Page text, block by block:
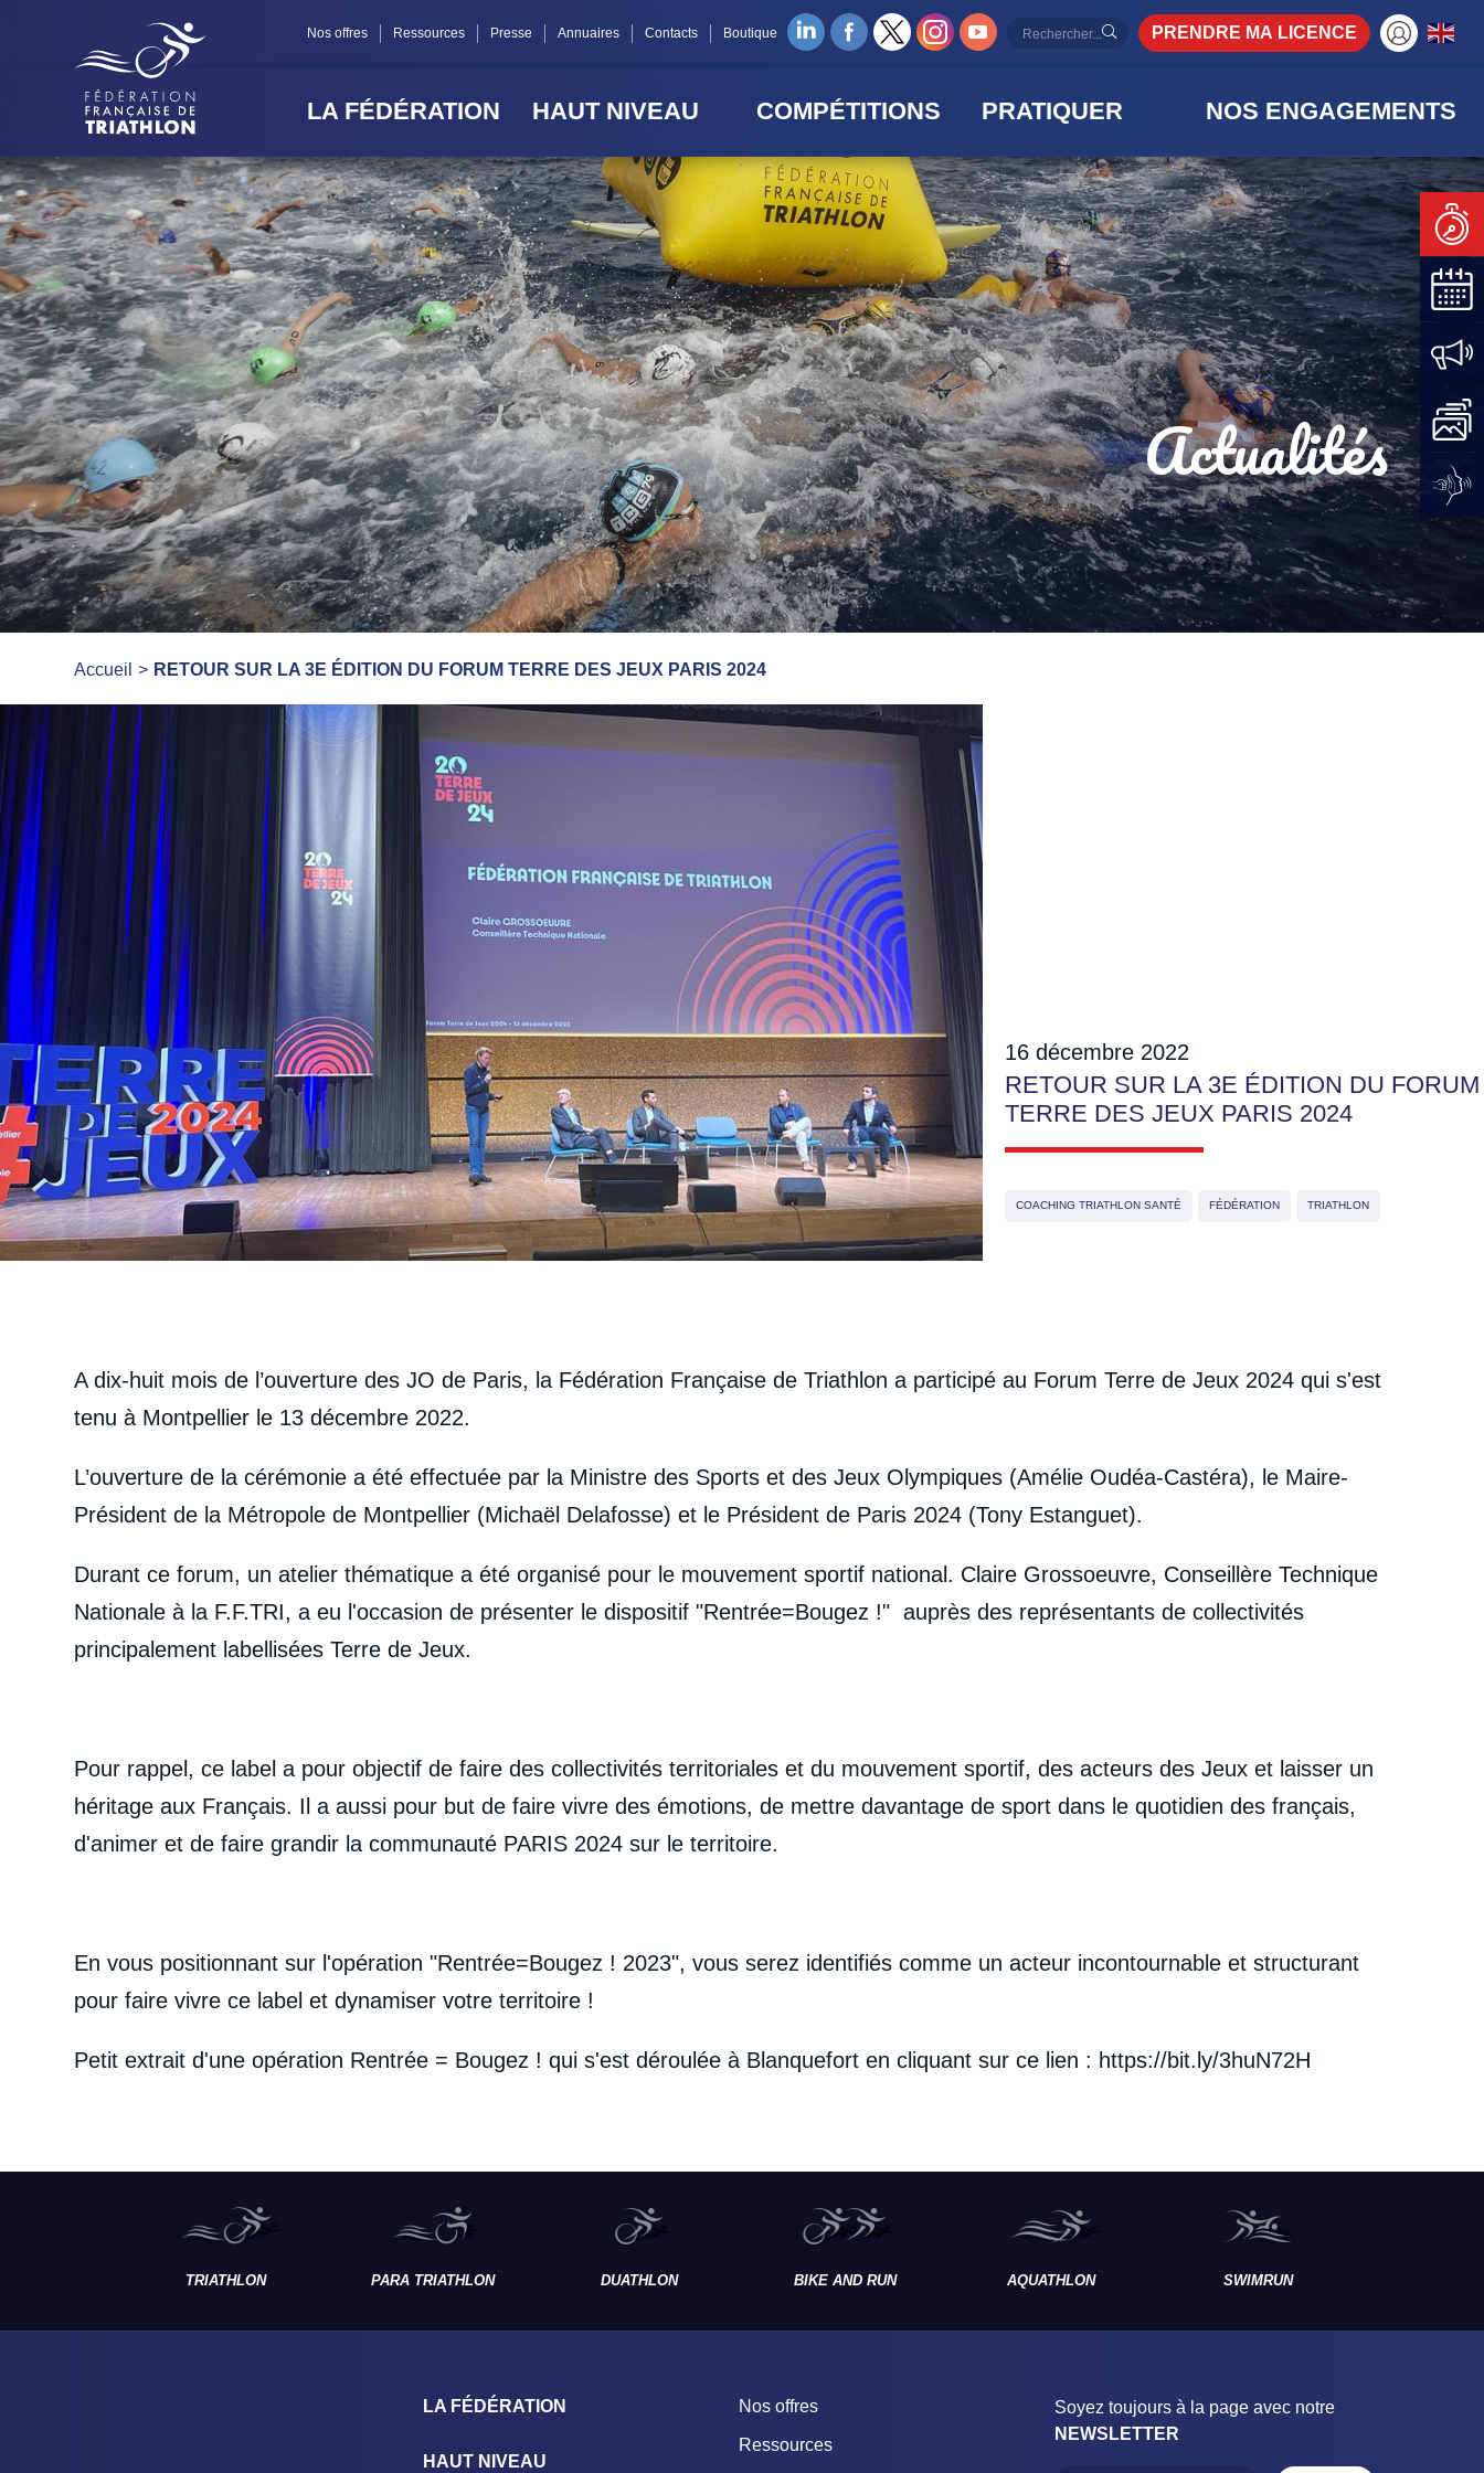
Nos offres Ressources Presse Annuaires Contacts Boutique PRENDRE MA LICENCE
LA FÉDÉRATION HAUT NIVEAU COMPÉTITIONS PRATIQUER NOS ENGAGEMENTS
Actualités
Accueil RETOUR SUR LA 3E ÉDITION DU FORUM TERRE DES JEUX PARIS 2024
16 décembre 2022
RETOUR SUR LA 3E ÉDITION DU FORUM
TERRE DES JEUX PARIS 2024
COACHING TRIATHLON SANTÉ FÉDÉRATION TRIATHLON
A dix-huit mois de l’ouverture des JO de Paris, la Fédération Française de Triathlon a participé au Forum Terre de Jeux 2024 qui s'est
tenu à Montpellier le 13 décembre 2022.
L’ouverture de la cérémonie a été effectuée par la Ministre des Sports et des Jeux Olympiques (Amélie Oudéa-Castéra), le Maire-
Président de la Métropole de Montpellier (Michaël Delafosse) et le Président de Paris 2024 (Tony Estanguet).
Durant ce forum, un atelier thématique a été organisé pour le mouvement sportif national. Claire Grossoeuvre, Conseillère Technique
Nationale à la F.F.TRI, a eu l'occasion de présenter le dispositif "Rentrée=Bougez !" auprès des représentants de collectivités
principalement labellisées Terre de Jeux.
Pour rappel, ce label a pour objectif de faire des collectivités territoriales et du mouvement sportif, des acteurs des Jeux et laisser un
héritage aux Français. Il a aussi pour but de faire vivre des émotions, de mettre davantage de sport dans le quotidien des français,
d'animer et de faire grandir la communauté PARIS 2024 sur le territoire.
En vous positionnant sur l'opération "Rentrée=Bougez ! 2023", vous serez identifiés comme un acteur incontournable et structurant
pour faire vivre ce label et dynamiser votre territoire !
Petit extrait d'une opération Rentrée = Bougez ! qui s'est déroulée à Blanquefort en cliquant sur ce lien : https://bit.ly/3huN72H
TRIATHLON PARA TRIATHLON DUATHLON BIKE AND RUN AQUATHLON SWIMRUN
LA FÉDÉRATION
HAUT NIVEAU
Nos offres
Ressources
Soyez toujours à la page avec notre
NEWSLETTER
Panneau de gestion des cookies